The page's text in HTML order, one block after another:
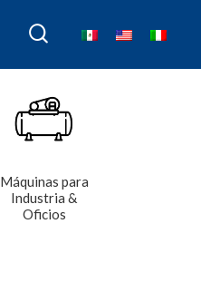
Máquinas para
Industria &
Oficios